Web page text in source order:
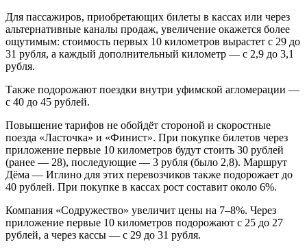
Для пассажиров, приобретающих билеты в кассах или через
альтернативные каналы продаж, увеличение окажется более
ощутимым: стоимость первых 10 километров вырастет с 29 до
31 рубля, а каждый дополнительный километр — с 2,9 до 3,1
рубля.
Также подорожают поездки внутри уфимской агломерации —
с 40 до 45 рублей.
Повышение тарифов не обойдёт стороной и скоростные
поезда «Ласточка» и «Финист». При покупке билетов через
приложение первые 10 километров будут стоить 30 рублей
(ранее — 28), последующие — 3 рубля (было 2,8). Маршрут
Дёма — Иглино для этих перевозчиков также подорожает до
40 рублей. При покупке в кассах рост составит около 6%.
Компания «Содружество» увеличит цены на 7–8%. Через
приложение первые 10 километров подорожают с 25 до 27
рублей, а через кассы — с 29 до 31 рубля.